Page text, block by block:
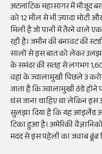
अटलांटिक महासागर में मौजूद
को 12 मील से भी ज्यादा मोटी
मिली है जो पानी में तैरने वाले
रही है। जमीन की बनावट की
सालों से इस बात को लेकर
के समंदर की सतह से लगभग
वहां के ज्वालामुखी पिछले 3
जाता है कि ज्वालामुखी ठंडे
धंस जाना चाहिए था लेकिन
सुलझा दिया है कि यह आइलैंड
टिका हुआ है। अमेरिकी
मदद से इस पहेली का जवाब ढूंढ